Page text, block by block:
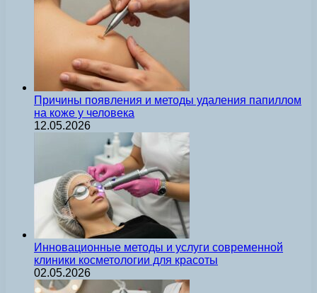
Причины появления и методы удаления папиллом
на коже у человека
12.05.2026
Инновационные методы и услуги современной
клиники косметологии для красоты
02.05.2026